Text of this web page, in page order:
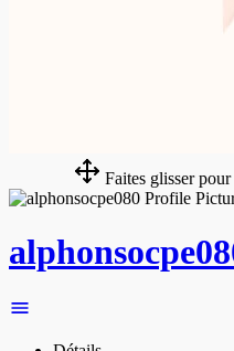
Faites glisser